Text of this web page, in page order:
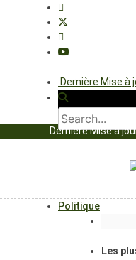
Dernière Mise à
Dernière Mise à
Politique
Les